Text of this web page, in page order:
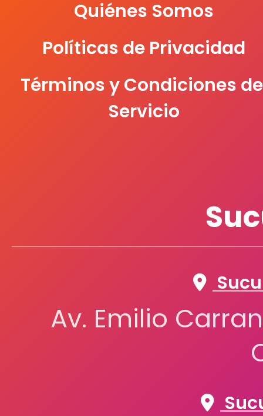
ESTRELLA
EVAFLEX
GOSTECH
Quiénes Somos
Políticas de Privacidad
Términos y Condiciones
Servicio
Av. Emilio